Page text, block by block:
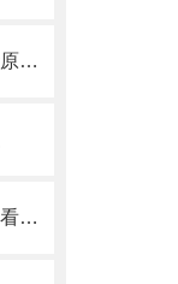
流式细胞仪的信号处理与数据分析原理分析
还不了解贝克曼流式细胞仪鞘液？看这里就对了！